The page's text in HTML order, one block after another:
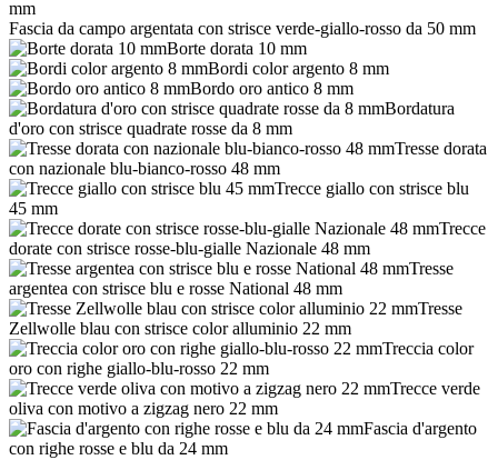
Fascia da campo argentata con strisce verde-giallo-rosso da 50 mm
Borte dorata 10 mm
Bordi color argento 8 mm
Bordo oro antico 8 mm
Bordatura
d'oro con strisce quadrate rosse da 8 mm
Tresse dorata
con nazionale blu-bianco-rosso 48 mm
Trecce giallo con strisce blu
45 mm
Trecce
dorate con strisce rosse-blu-gialle Nazionale 48 mm
Tresse
argentea con strisce blu e rosse National 48 mm
Tresse
Zellwolle blau con strisce color alluminio 22 mm
Treccia color
oro con righe giallo-blu-rosso 22 mm
Trecce verde
oliva con motivo a zigzag nero 22 mm
Fascia d'argento
con righe rosse e blu da 24 mm